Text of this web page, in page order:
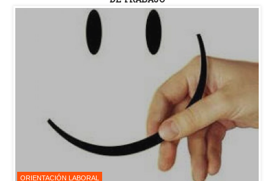
ORIENTACIÓN LABORAL